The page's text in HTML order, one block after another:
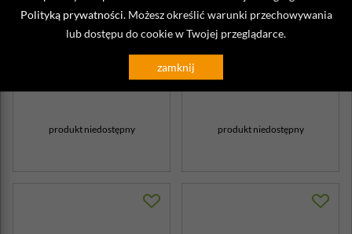
Polityką prywatności. Możesz określić warunki przechowywania
lub dostępu do cookie w Twojej przeglądarce.
zamknij
fioletowa Spac...
produkt niedostępny produkt niedostępny